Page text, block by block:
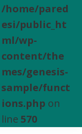
/home/pared
esi/public_ht
ml/wp-
content/the
mes/genesis-
sample/funct
ions.php on
line570